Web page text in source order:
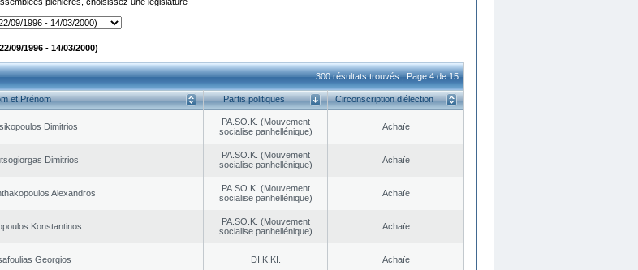
09/1996 - 14/03/2000)
300 résultats trouvés | Page 4 de 15
et Prénom Partis politiques Circonscription d’élection
Dimitrios
PA.SO.K. (Mouvement
socialise panhellénique)
Achaïe
Dimitrios
PA.SO.K. (Mouvement
socialise panhellénique)
Achaïe
Alexandros
PA.SO.K. (Mouvement
socialise panhellénique)
Achaïe
Konstantinos
PA.SO.K. (Mouvement
socialise panhellénique)
Achaïe
Georgios DI.K.KI. Achaïe